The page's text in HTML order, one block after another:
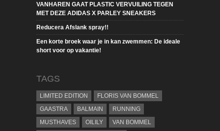
VANHAREN GAAT PLASTIC VERVUILING TEGEN
MET DEZE ADIDAS X PARLEY SNEAKERS
Reducera Afslank spray!!
Een korte broek waar je in kan zwemmen: De ideale
short voor op vakantie!
TAGS
LIMITED EDITION
FLORIS VAN BOMMEL
GAASTRA
BALMAIN
RUNNING
MUSTHAVES
OILILY
VAN BOMMEL